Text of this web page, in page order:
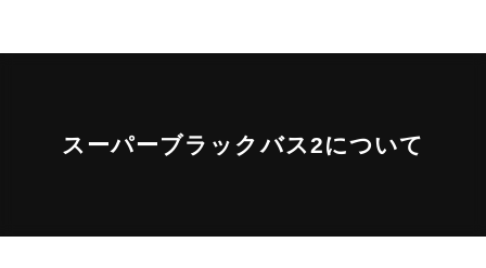
スーパーブラックバス2について